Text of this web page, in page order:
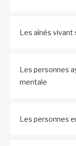
Les aînés vivant
Les personnes
mentale
Les personnes